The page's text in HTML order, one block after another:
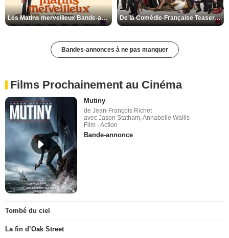
Les Matins merveilleux Bande-annonce VF De la Comédie-Française Teaser VF
Bandes-annonces à ne pas manquer
Films Prochainement au Cinéma
Mutiny
de Jean-François Richet
avec Jason Statham, Annabelle Wallis
Film - Action
Bande-annonce
Tombé du ciel
La fin d’Oak Street